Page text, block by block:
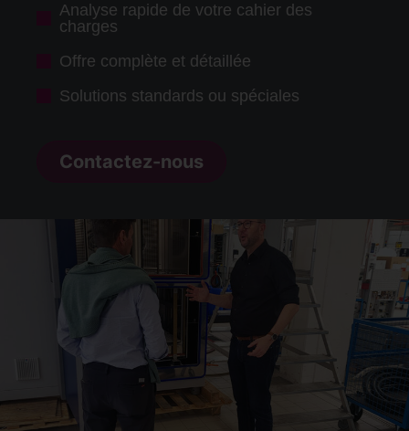
Analyse rapide de votre cahier des
charges
Offre complète et détaillée
Solutions standards ou spéciales
Contactez-nous